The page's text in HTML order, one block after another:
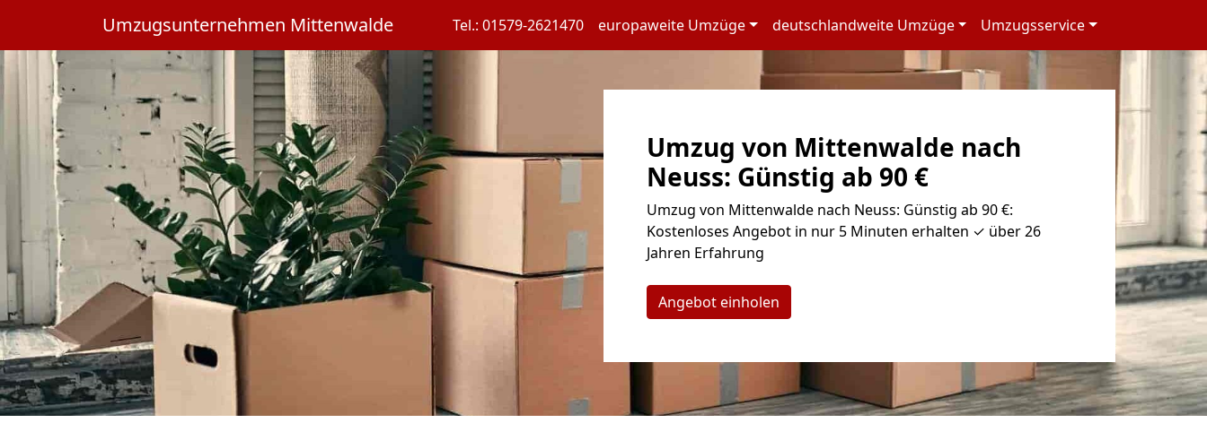
Umzugsunternehmen Mittenwalde Tel.: 01579-2621470 europaweite Umzüge deutschlandweite Umzüge Umzugsservice
Umzug von Mittenwalde nach
Neuss: Günstig ab 90 €
Umzug von Mittenwalde nach Neuss: Günstig ab 90 €:
Kostenloses Angebot in nur 5 Minuten erhalten ✓ über 26
Jahren Erfahrung
Angebot einholen